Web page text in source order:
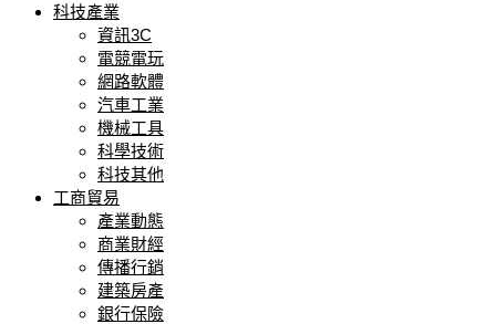
科技產業
資訊3C
電競電玩
網路軟體
汽車工業
機械工具
科學技術
科技其他
工商貿易
產業動態
商業財經
傳播行銷
建築房產
銀行保險